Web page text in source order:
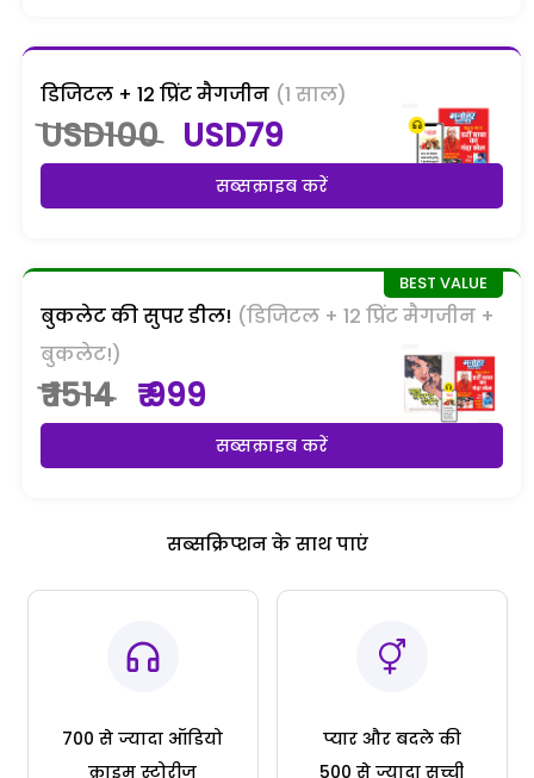
डिजिटल + 12 प्रिंट मैगजीन (1 साल)
USD100 USD79
सब्सक्राइब करें
बुकलेट की सुपर डील! (डिजिटल + 12 प्रिंट मैगजीन +
बुकलेट!)
₹ 1514 ₹ 999
सब्सक्राइब करें
सब्सक्रिप्शन के साथ पाएं
700 से ज्यादा ऑडियो
क्राइम स्टोरीज
प्यार और बदले की
500 से ज्यादा सच्ची